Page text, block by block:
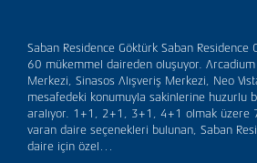
Saban Residence Göktürk Saban Residence
60 mükemmel daireden oluşuyor. Arcadium
Merkezi, Sinasos Alışveriş Merkezi, Neo Vista
mesafedeki konumuyla sakinlerine huzurlu
aralıyor. 1+1, 2+1, 3+1, 4+1 olmak üzere
varan daire seçenekleri bulunan, Saban
daire için özel…